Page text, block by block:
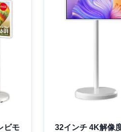
ビモ
32インチ 4K解像